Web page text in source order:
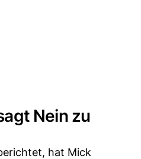
Nein zu
hat Mick